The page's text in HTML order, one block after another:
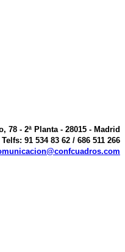
78 - 2ª Planta - 28015 - Madrid
Telfs: 91 534 83 62 / 686 511 266